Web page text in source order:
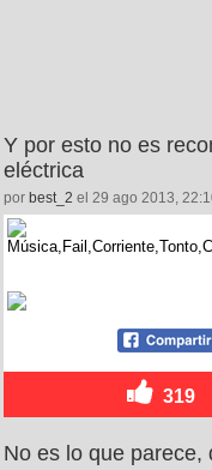
Y por esto no es
eléctrica
por best_2 el 29 ago 2013,
319
No es lo que parece,